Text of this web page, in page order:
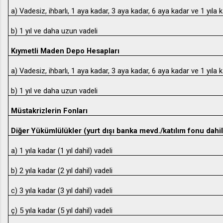
a) Vadesiz, ihbarlı, 1 aya kadar, 3 aya kadar, 6 aya kadar ve 1 yıla
b) 1 yıl ve daha uzun vadeli
Kıymetli Maden Depo Hesapları
a) Vadesiz, ihbarlı, 1 aya kadar, 3 aya kadar, 6 aya kadar ve 1 yıla
b) 1 yıl ve daha uzun vadeli
Müstakrizlerin Fonları
Diğer Yükümlülükler (yurt dışı banka mevd./katılım fonu
a) 1 yıla kadar (1 yıl dahil) vadeli
b) 2 yıla kadar (2 yıl dahil) vadeli
c) 3 yıla kadar (3 yıl dahil) vadeli
ç) 5 yıla kadar (5 yıl dahil) vadeli